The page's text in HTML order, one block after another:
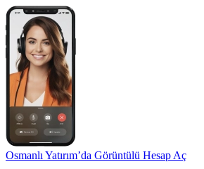
Osmanlı Yatırım’da Görüntülü Hesap Aç